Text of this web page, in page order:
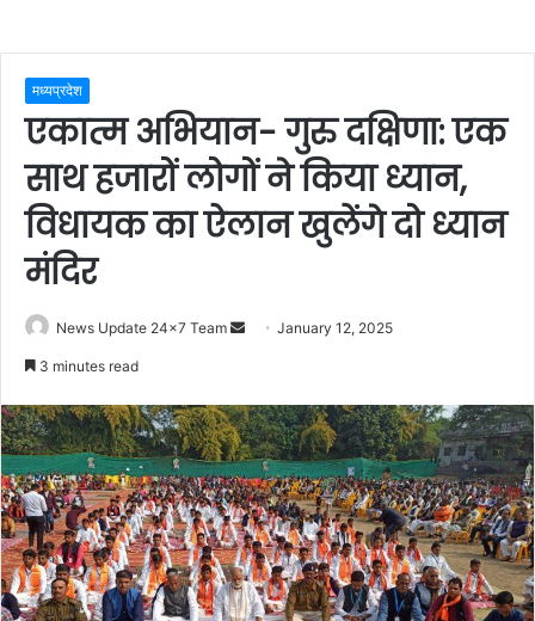
मध्यप्रदेश
एकात्म अभियान- गुरु दक्षिणा: एक
साथ हजारों लोगों ने किया ध्यान,
विधायक का ऐलान खुलेंगे दो ध्यान
मंदिर
News Update 24x7 Team
Send January 12, 2025
3 minutes read